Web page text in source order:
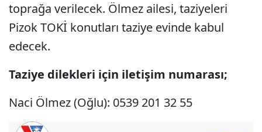
toprağa verilecek. Ölmez ailesi, taziyeleri
Pizok TOKİ konutları taziye evinde kabul
edecek.
Taziye dilekleri için iletişim numarası;
Naci Ölmez (Oğlu): 0539 201 32 55